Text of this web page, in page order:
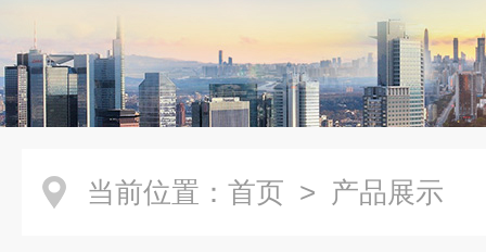
当前位置： 首页 > 产品展示